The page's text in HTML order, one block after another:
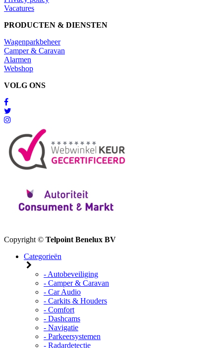
Vacatures
PRODUCTEN & DIENSTEN
Wagenparkbeheer
Camper & Caravan
Alarmen
Webshop
VOLG ONS
Copyright © Telpoint Benelux BV
Categorieën
- Autobeveiliging
- Camper & Caravan
- Car Audio
- Carkits & Houders
- Comfort
- Dashcams
- Navigatie
- Parkeersystemen
- Radardetectie